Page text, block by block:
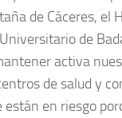
de Cáceres, el
de
activa
de salud y
en riesgo